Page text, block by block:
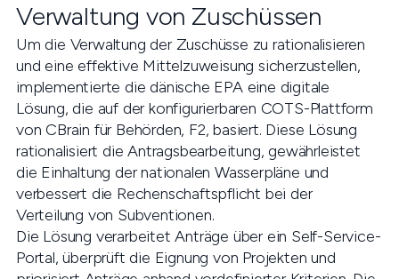
Verwaltung von Zuschüssen
Um die Verwaltung der Zuschüsse zu rationalisieren
und eine effektive Mittelzuweisung sicherzustellen,
implementierte die dänische EPA eine digitale
Lösung, die auf der konfigurierbaren COTS-Plattform
von CBrain für Behörden, F2, basiert. Diese Lösung
rationalisiert die Antragsbearbeitung, gewährleistet
die Einhaltung der nationalen Wasserpläne und
verbessert die Rechenschaftspflicht bei der
Verteilung von Subventionen.
Die Lösung verarbeitet Anträge über ein Self-Service-
Portal, überprüft die Eignung von Projekten und